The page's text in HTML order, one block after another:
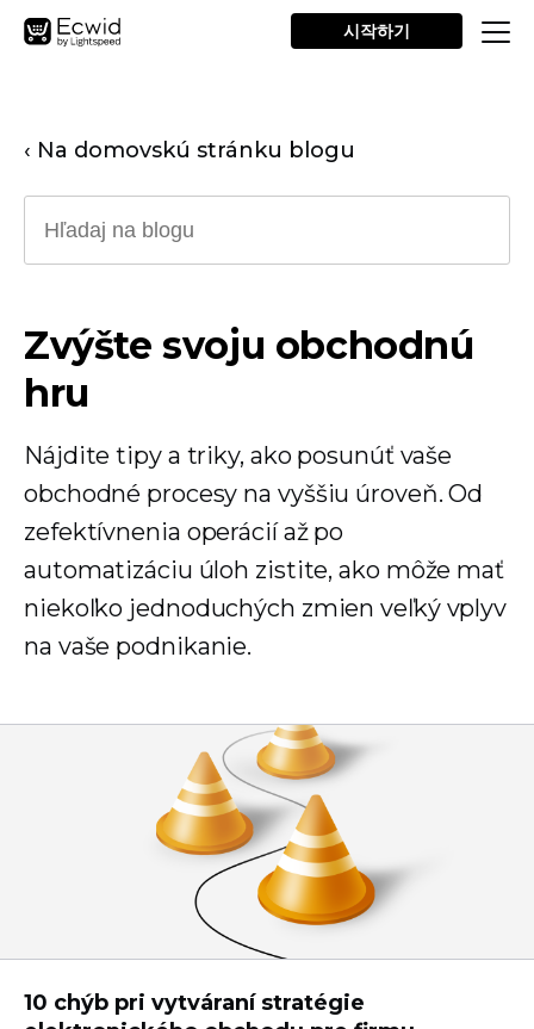
시작하기
‹ Na domovskú stránku blogu
Zvýšte svoju obchodnú
hru
Nájdite tipy a triky, ako posunúť vaše
obchodné procesy na vyššiu úroveň. Od
zefektívnenia operácií až po
automatizáciu úloh zistite, ako môže mať
niekoľko jednoduchých zmien veľký vplyv
na vaše podnikanie.
10 chýb pri vytváraní stratégie